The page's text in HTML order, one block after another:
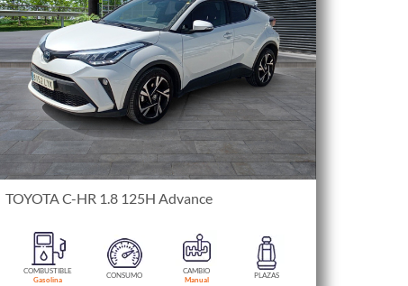
TOYOTA C-HR 1.8 125H Advance
COMBUSTIBLE
Gasolina
CONSUMO
CAMBIO
Manual
PLAZAS